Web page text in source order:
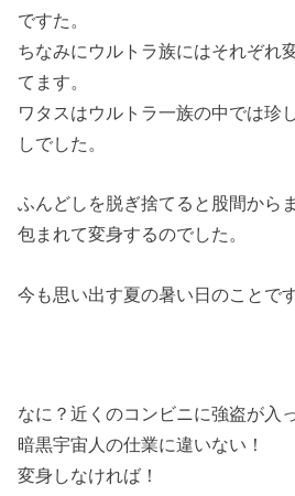
ですた。
ちなみにウルトラ族にはそれぞれ
てます。
ワタスはウルトラ一族の中では珍
しでした。
ふんどしを脱ぎ捨てると股間から
包まれて変身するのでした。
今も思い出す夏の暑い日のことです
なに？近くのコンビニに強盗が入
暗黒宇宙人の仕業に違いない！
変身しなければ！